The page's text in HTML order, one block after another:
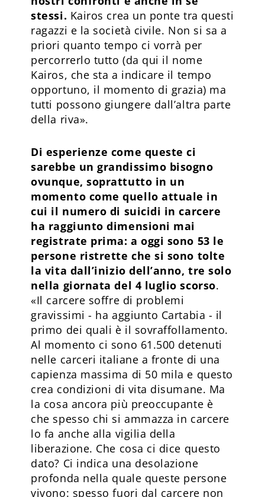
stessi. Kairos crea un ponte tra questi
ragazzi e la società civile. Non si sa a
priori quanto tempo ci vorrà per
percorrerlo tutto (da qui il nome
Kairos, che sta a indicare il tempo
opportuno, il momento di grazia) ma
tutti possono giungere dall’altra parte
della riva».
Di esperienze come queste ci
sarebbe un grandissimo bisogno
ovunque, soprattutto in un
momento come quello attuale in
cui il numero di suicidi in carcere
ha raggiunto dimensioni mai
registrate prima: a oggi sono 53 le
persone ristrette che si sono tolte
la vita dall’inizio dell’anno, tre solo
nella giornata del 4 luglio scorso.
«Il carcere soffre di problemi
gravissimi - ha aggiunto Cartabia - il
primo dei quali è il sovraffollamento.
Al momento ci sono 61.500 detenuti
nelle carceri italiane a fronte di una
capienza massima di 50 mila e questo
crea condizioni di vita disumane. Ma
la cosa ancora più preoccupante è
che spesso chi si ammazza in carcere
lo fa anche alla vigilia della
liberazione. Che cosa ci dice questo
dato? Ci indica una desolazione
profonda nella quale queste persone
vivono: spesso fuori dal carcere non